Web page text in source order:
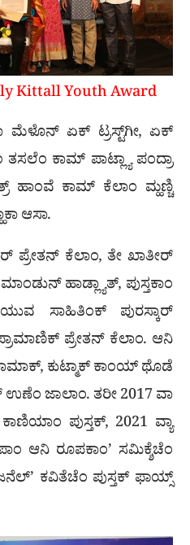
Kittall Youth Award
ಮೆಳೊನ್ ಏಕ್ ಟ್ರಸ್ಟ್‌ಗೀ, ಏಕ್
ಕಾಮ್ ಪಾಟ್ಲ್ಯಾ ಪಂದ್ರಾ
ಹಾಂವೆ ಕಾಮ್ ಕೆಲಾಂ ಮ್ಹಣ್ಚಿ
ಆಸಾ.
ಪ್ರೇತನ್ ಕೆಲಾಂ, ತೇ ಖಾತೀರ್
ಹಾಡ್ಲ್ಯಾತ್, ಪುಸ್ತಕಾಂ
ಸಾಹಿತಿಂಕ್ ಪುರಸ್ಕಾರ್
ಪ್ರೇತನ್ ಕೆಲಾಂ. ಆನಿ
ಕಾಮಾಕ್, ಕುಟ್ಮಾಕ್ ಕಾಂಯ್ ಥೊಡೆ
ಉಣೆಂ ಜಾಲಾಂ. ತರೀ 2017 ವಾ
ಪುಸ್ತಕ್, 2021 ವ್ಯಾ
ಆನಿ ರೂಪಕಾಂ’ ಸಮಿಕ್ಶೆಚೆಂ
ಕವಿತೆಚೆಂ ಪುಸ್ತಕ್ ಫಾಯ್ಸ್